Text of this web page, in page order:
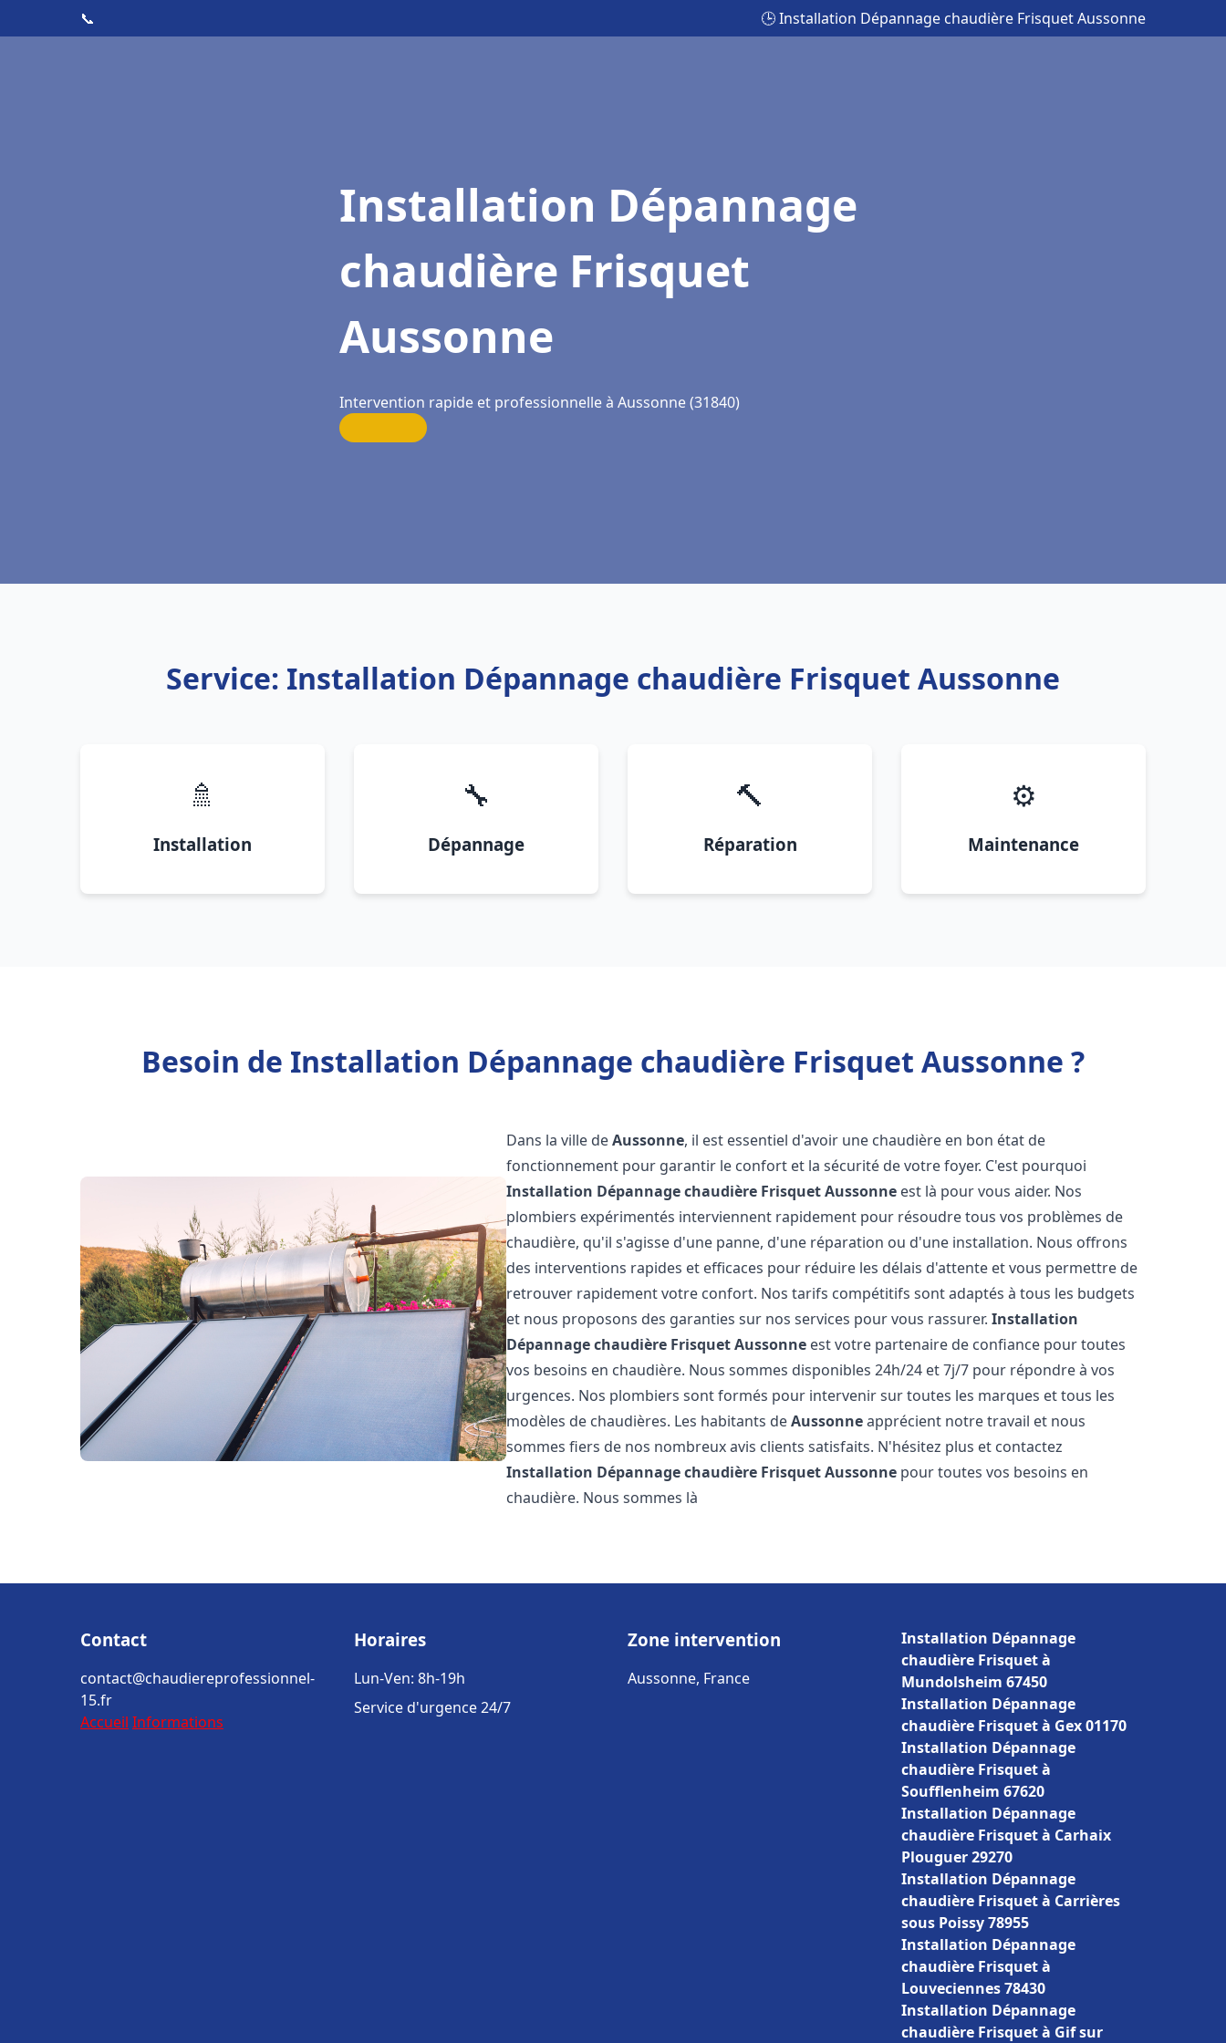
📞 🕒 Installation Dépannage chaudière Frisquet Aussonne
Installation Dépannage
chaudière Frisquet
Aussonne
Intervention rapide et professionnelle à Aussonne (31840)
Service: Installation Dépannage chaudière Frisquet Aussonne
🚿
Installation
🔧
Dépannage
🔨
Réparation
⚙️
Maintenance
Besoin de Installation Dépannage chaudière Frisquet Aussonne ?
Dans la ville deAussonne, il est essentiel d'avoir une chaudière en bon état de
fonctionnement pour garantir le confort et la sécurité de votre foyer. C'est pourquoi
Installation Dépannage chaudière FrisquetAussonne est là pour vous aider. Nos
plombiers expérimentés interviennent rapidement pour résoudre tous vos problèmes de
chaudière, qu'il s'agisse d'une panne, d'une réparation ou d'une installation. Nous offrons
des interventions rapides et efficaces pour réduire les délais d'attente et vous permettre de
retrouver rapidement votre confort. Nos tarifs compétitifs sont adaptés à tous les budgets
et nous proposons des garanties sur nos services pour vous rassurer.Installation
Dépannage chaudière FrisquetAussonne est votre partenaire de confiance pour toutes
vos besoins en chaudière. Nous sommes disponibles 24h/24 et 7j/7 pour répondre à vos
urgences. Nos plombiers sont formés pour intervenir sur toutes les marques et tous les
modèles de chaudières. Les habitants deAussonneapprécient notre travail et nous
sommes fiers de nos nombreux avis clients satisfaits. N'hésitez plus et contactez
Installation Dépannage chaudière FrisquetAussonne pour toutes vos besoins en
chaudière. Nous sommes là
Contact
contact@chaudiereprofessionnel-
15.fr
Accueil Informations
Horaires
Lun-Ven: 8h-19h
Service d'urgence 24/7
Zone intervention
Aussonne, France
Installation Dépannage
chaudière Frisquet à
Mundolsheim 67450
Installation Dépannage
chaudière Frisquet à Gex 01170
Installation Dépannage
chaudière Frisquet à
Soufflenheim 67620
Installation Dépannage
chaudière Frisquet à Carhaix
Plouguer 29270
Installation Dépannage
chaudière Frisquet à Carrières
sous Poissy 78955
Installation Dépannage
chaudière Frisquet à
Louveciennes 78430
Installation Dépannage
chaudière Frisquet à Gif sur